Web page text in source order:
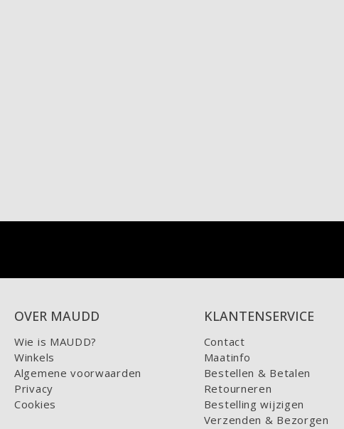
OVER MAUDD
Wie is MAUDD?
Winkels
Algemene voorwaarden
Privacy
Cookies
KLANTENSERVICE
Contact
Maatinfo
Bestellen & Betalen
Retourneren
Bestelling wijzigen
Verzenden & Bezorgen